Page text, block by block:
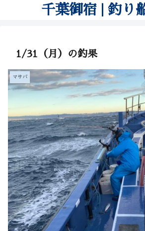
千葉御宿 | 釣り
1/31（月）の釣果
マサバ